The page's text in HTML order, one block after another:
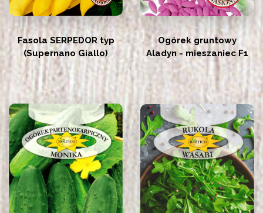
Fasola SERPEDOR typ
(Supernano Giallo)
Ogórek gruntowy
Aladyn - mieszaniec F1